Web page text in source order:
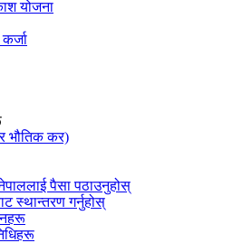
योजना
भौतिक कर)
पैसा पठाउनुहोस्
स्थान्तरण गर्नुहोस्